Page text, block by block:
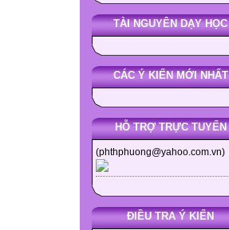
TÀI NGUYÊN DẠY HỌC
CÁC Ý KIẾN MỚI NHẤT
HỖ TRỢ TRỰC TUYẾN
(phthphuong@yahoo.com.vn)
ĐIỀU TRA Ý KIẾN